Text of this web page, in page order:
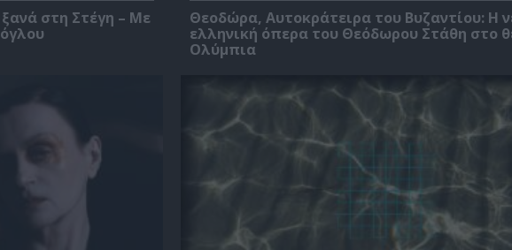
στη Στέγη – Με
Θεοδώρα, Αυτοκράτειρα του Βυζαντίου: Η
ελληνική όπερα του Θεόδωρου Στάθη στο
Ολύμπια